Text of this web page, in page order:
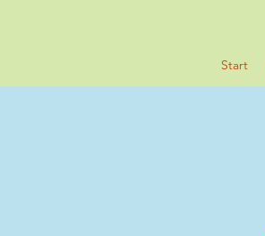
Start